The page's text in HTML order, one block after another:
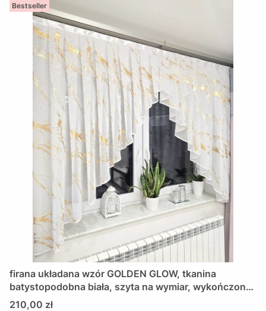
Bestseller
firana układana wzór GOLDEN GLOW, tkanina
batystopodobna biała, szyta na wymiar, wykończona
lamówką
Cena
210,00 zł